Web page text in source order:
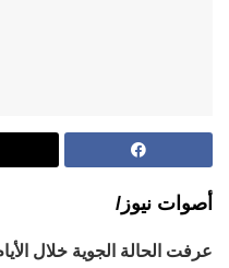
أصوات نيوز/
عرفت الحالة الجوية خلال